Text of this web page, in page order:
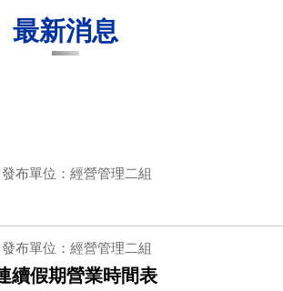
114年校園動植物生
最新消息
發布單位：經營管理二組
發布單位：經營管理二組
續假期營業時間表